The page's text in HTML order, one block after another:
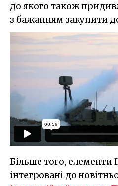
до якого також
з бажанням закупити
Більше того, елементи
інтегровані до